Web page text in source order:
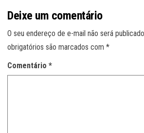
Deixe um comentário
O seu endereço de e-mail não será
obrigatórios são marcados com *
Comentário *